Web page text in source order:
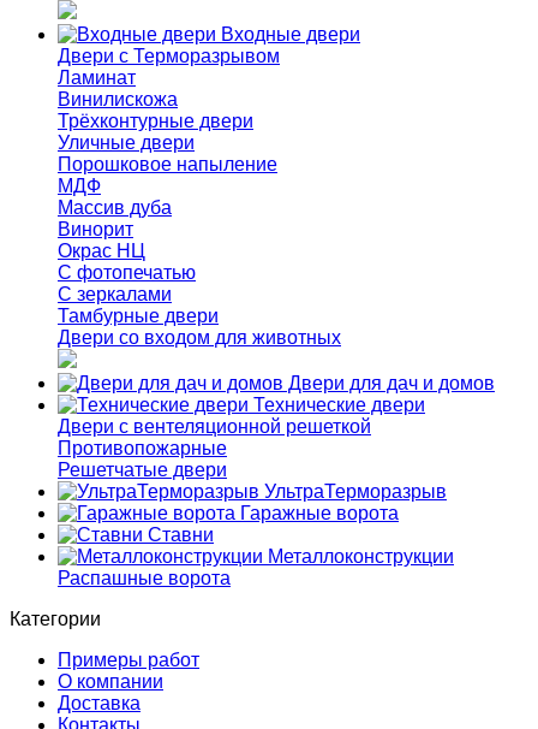
Входные двери
Двери с Терморазрывом
Ламинат
Винилискожа
Трёхконтурные двери
Уличные двери
Порошковое напыление
МДФ
Массив дуба
Винорит
Окрас НЦ
С фотопечатью
С зеркалами
Тамбурные двери
Двери со входом для животных
Двери для дач и домов
Технические двери
Двери с вентеляционной решеткой
Противопожарные
Решетчатые двери
УльтраТерморазрыв
Гаражные ворота
Ставни
Металлоконструкции
Распашные ворота
Категории
Примеры работ
О компании
Доставка
Контакты